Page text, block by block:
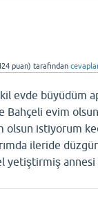
puan) tarafından
evde büyüdüm
Bahçeli evim
olsun istiyorum
ileride
yetiştirmiş annesi